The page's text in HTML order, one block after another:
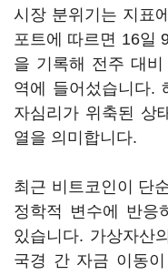
시장 분위기는 지표
포트에 따르면 16일
을 기록해 전주 대
역에 들어섰습니다.
자심리가 위축된 상
열을 의미합니다.
최근 비트코인이 단
정학적 변수에 반응
있습니다. 가상자산
국경 간 자금 이동